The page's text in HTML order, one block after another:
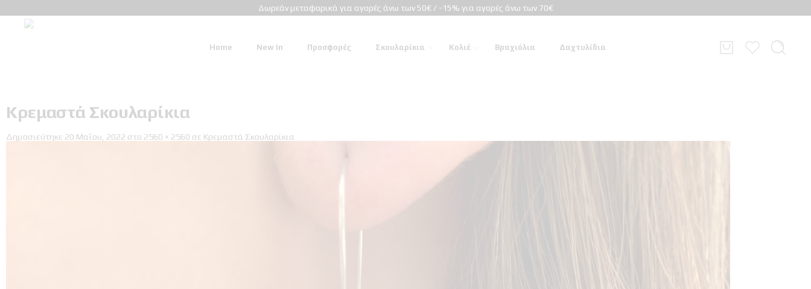
Δωρεάν μεταφορικά για αγορές άνω των 50€ / -15% για αγορές άνω των 70€
Home New In Προσφορές Σκουλαρίκια Κολιέ Βραχιόλια Δαχτυλίδια
Κρεμαστά Σκουλαρίκια
Δημοσιεύτηκε 20 Μαΐου, 2022 στο 2560 × 2560 σε Κρεμαστά Σκουλαρίκια